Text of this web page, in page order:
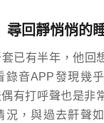
回靜悄悄的
已有半年，他回
錄音APP發現幾
有打呼聲也是非
況，與過去鼾聲